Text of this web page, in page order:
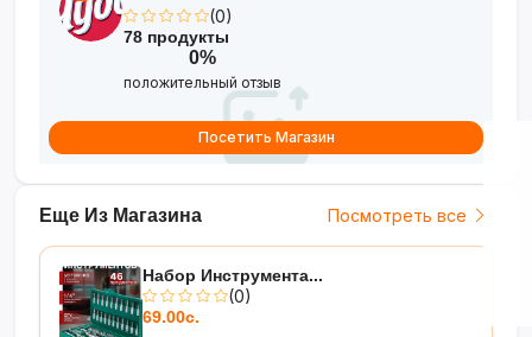
Еще Из Магазина Посмотреть все
Набор Инструмента...
(0)
69.00с.
(0)
78 продукты
0%
положительный отзыв
Посетить Магазин